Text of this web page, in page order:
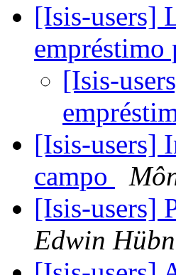
[Isis-users]
empréstimo
[Isis-
[Isis-users]
campo
[Isis-users]
Edwin